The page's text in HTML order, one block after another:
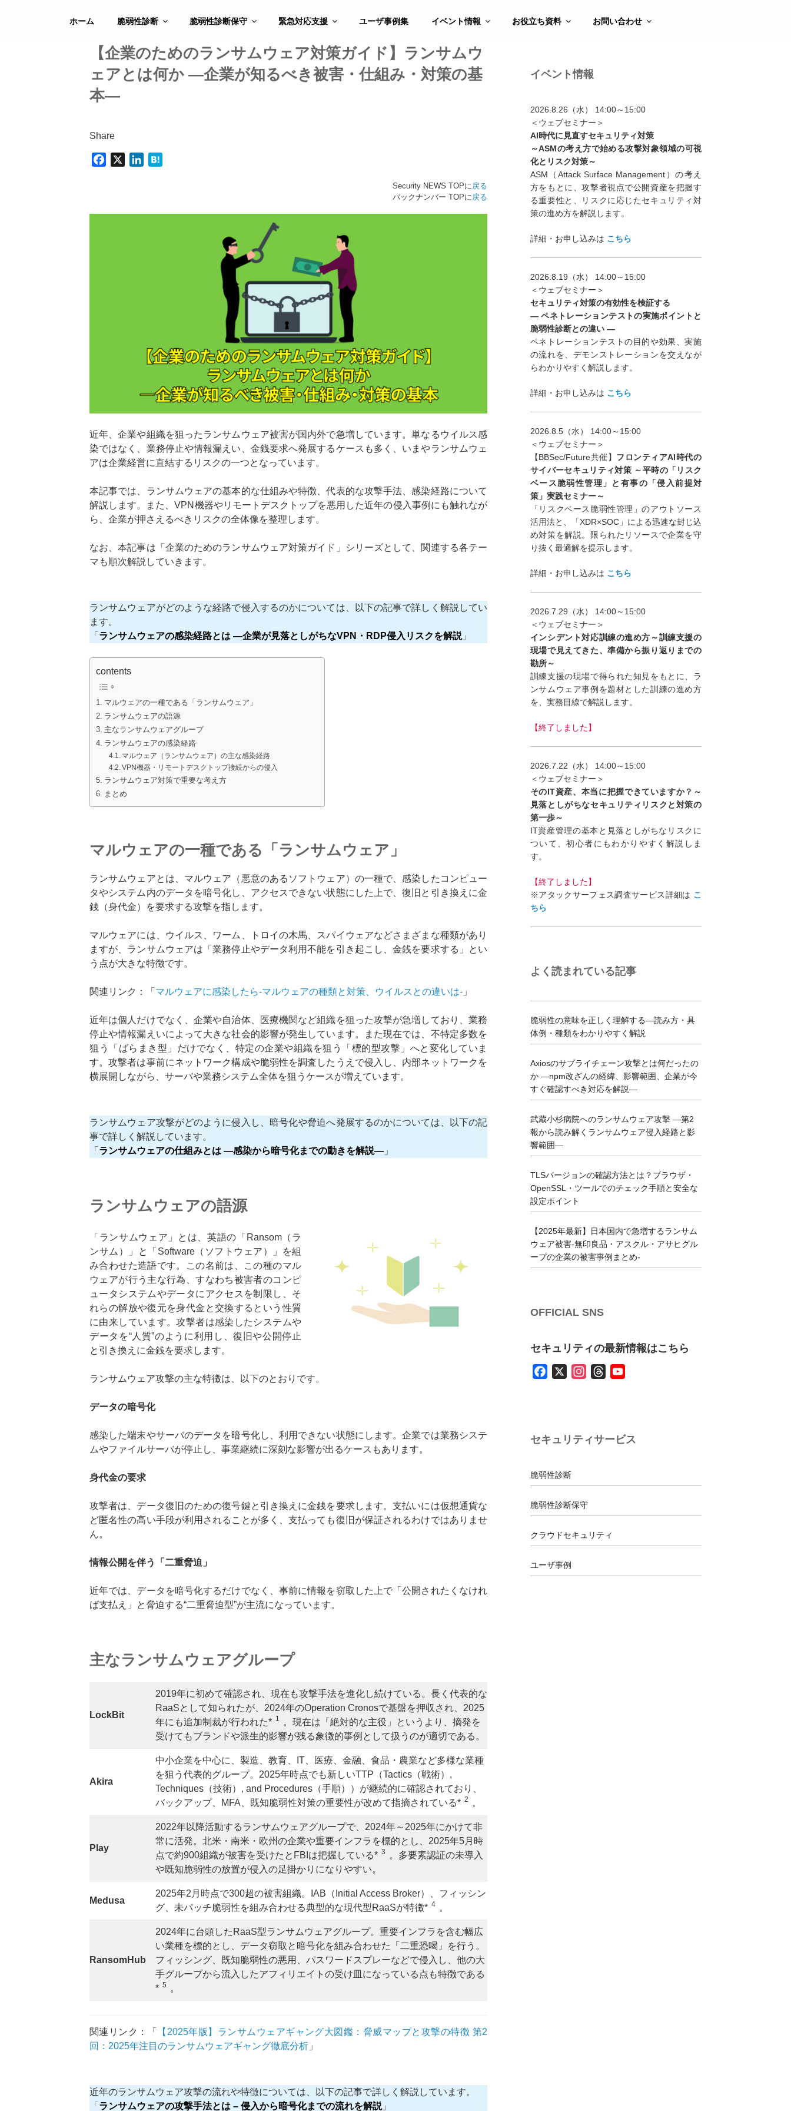
ホーム 脆弱性診断 脆弱性診断保守 緊急対応支援 ユーザ事例集 イベント情報 お役立ち資料 お問い合わせ
【企業のためのランサムウェア対策ガイド】ランサムウ
ェアとは何か ―企業が知るべき被害・仕組み・対策の基
本―
Share
b
e
n
Security NEWS TOPに 戻る
バックナンバー TOPに 戻る
近年、企業や組織を狙ったランサムウェア被害が国内外で急増しています。単なるウイルス感
染ではなく、業務停止や情報漏えい、金銭要求へ発展するケースも多く、いまやランサムウェ
アは企業経営に直結するリスクの一つとなっています。
本記事では、ランサムウェアの基本的な仕組みや特徴、代表的な攻撃手法、感染経路について
解説します。また、VPN機器やリモートデスクトップを悪用した近年の侵入事例にも触れなが
ら、企業が押さえるべきリスクの全体像を整理します。
なお、本記事は「企業のためのランサムウェア対策ガイド」シリーズとして、関連する各テー
マも順次解説していきます。
ランサムウェアがどのような経路で侵入するのかについては、以下の記事で詳しく解説してい
ます。
「 ランサムウェアの感染経路とは ―企業が見落としがちなVPN・RDP侵入リスクを解説」
contents
マルウェアの一種である「ランサムウェア」
ランサムウェアの語源
主なランサムウェアグループ
ランサムウェアの感染経路
マルウェア（ランサムウェア）の主な感染経路
VPN機器・リモートデスクトップ接続からの侵入
ランサムウェア対策で重要な考え方
まとめ
マルウェアの一種である「ランサムウェア」
ランサムウェアとは、マルウェア（悪意のあるソフトウェア）の一種で、感染したコンピュー
タやシステム内のデータを暗号化し、アクセスできない状態にした上で、復旧と引き換えに金
銭（身代金）を要求する攻撃を指します。
マルウェアには、ウイルス、ワーム、トロイの木馬、スパイウェアなどさまざまな種類があり
ますが、ランサムウェアは「業務停止やデータ利用不能を引き起こし、金銭を要求する」とい
う点が大きな特徴です。
関連リンク：「 マルウェアに感染したら-マルウェアの種類と対策、ウイルスとの違いは- 」
近年は個人だけでなく、企業や自治体、医療機関など組織を狙った攻撃が急増しており、業務
停止や情報漏えいによって大きな社会的影響が発生しています。また現在では、不特定多数を
狙う「ばらまき型」だけでなく、特定の企業や組織を狙う「標的型攻撃」へと変化していま
す。攻撃者は事前にネットワーク構成や脆弱性を調査したうえで侵入し、内部ネットワークを
横展開しながら、サーバや業務システム全体を狙うケースが増えています。
ランサムウェア攻撃がどのように侵入し、暗号化や脅迫へ発展するのかについては、以下の記
事で詳しく解説しています。
「 ランサムウェアの仕組みとは ―感染から暗号化までの動きを解説― 」
ランサムウェアの語源
「ランサムウェア」とは、英語の「Ransom（ラ
ンサム）」と「Software（ソフトウェア）」を組
み合わせた造語です。この名前は、この種のマル
ウェアが行う主な行為、すなわち被害者のコンピ
ュータシステムやデータにアクセスを制限し、そ
れらの解放や復元を身代金と交換するという性質
に由来しています。攻撃者は感染したシステムや
データを“人質”のように利用し、復旧や公開停止
と引き換えに金銭を要求します。
ランサムウェア攻撃の主な特徴は、以下のとおりです。
データの暗号化
感染した端末やサーバのデータを暗号化し、利用できない状態にします。企業では業務システ
ムやファイルサーバが停止し、事業継続に深刻な影響が出るケースもあります。
身代金の要求
攻撃者は、データ復旧のための復号鍵と引き換えに金銭を要求します。支払いには仮想通貨な
ど匿名性の高い手段が利用されることが多く、支払っても復旧が保証されるわけではありませ
ん。
情報公開を伴う「二重脅迫」
近年では、データを暗号化するだけでなく、事前に情報を窃取した上で「公開されたくなけれ
ば支払え」と脅迫する“二重脅迫型”が主流になっています。
主なランサムウェアグループ
LockBit
2019年に初めて確認され、現在も攻撃手法を進化し続けている。長く代表的な
RaaSとして知られたが、2024年のOperation Cronosで基盤を押収され、2025
年にも追加制裁が行われた* 1
。現在は「絶対的な主役」というより、摘発を
受けてもブランドや派生的影響が残る象徴的事例として扱うのが適切である。
Akira
中小企業を中心に、製造、教育、IT、医療、金融、食品・農業など多様な業種
を狙う代表的グループ。2025年時点でも新しいTTP（Tactics（戦術）,
Techniques（技術）, and Procedures（手順））が継続的に確認されており、
バックアップ、MFA、既知脆弱性対策の重要性が改めて指摘されている* 2 。
Play
2022年以降活動するランサムウェアグループで、2024年～2025年にかけて非
常に活発。北米・南米・欧州の企業や重要インフラを標的とし、2025年5月時
点で約900組織が被害を受けたとFBIは把握している* 3
。多要素認証の未導入
や既知脆弱性の放置が侵入の足掛かりになりやすい。
Medusa
2025年2月時点で300超の被害組織。IAB（Initial Access Broker）、フィッシン
グ、未パッチ脆弱性を組み合わせる典型的な現代型RaaSが特徴* 4 。
RansomHub
2024年に台頭したRaaS型ランサムウェアグループ。重要インフラを含む幅広
い業種を標的とし、データ窃取と暗号化を組み合わせた「二重恐喝」を行う。
フィッシング、既知脆弱性の悪用、パスワードスプレーなどで侵入し、他の大
手グループから流入したアフィリエイトの受け皿になっている点も特徴である
* 5 。
関連リンク：「
【2025年版】ランサムウェアギャング大図鑑：脅威マップと攻撃の特徴 第2
回：2025年注目のランサムウェアギャング徹底分析 」
近年のランサムウェア攻撃の流れや特徴については、以下の記事で詳しく解説しています。
「 ランサムウェアの攻撃手法とは – 侵入から暗号化までの流れを解説」
イベント情報
2026.8.26（水） 14:00～15:00
＜ウェブセミナー＞
AI時代に見直すセキュリティ対策
～ASMの考え方で始める攻撃対象領域の可視
化とリスク対策～
ASM（Attack Surface Management）の考え
方をもとに、攻撃者視点で公開資産を把握す
る重要性と、リスクに応じたセキュリティ対
策の進め方を解説します。
詳細・お申し込みは こちら
2026.8.19（水） 14:00～15:00
＜ウェブセミナー＞
セキュリティ対策の有効性を検証する
― ペネトレーションテストの実施ポイントと
脆弱性診断との違い ―
ペネトレーションテストの目的や効果、実施
の流れを、デモンストレーションを交えなが
らわかりやすく解説します。
詳細・お申し込みは こちら
2026.8.5（水） 14:00～15:00
＜ウェブセミナー＞
【BBSec/Future共催】 フロンティアAI時代の
サイバーセキュリティ対策 ～平時の「リスク
ベース脆弱性管理」と有事の「侵入前提対
策」実践セミナー～
「リスクベース脆弱性管理」のアウトソース
活用法と、「XDR×SOC」による迅速な封じ込
め対策を解説。限られたリソースで企業を守
り抜く最適解を提示します。
詳細・お申し込みは こちら
2026.7.29（水） 14:00～15:00
＜ウェブセミナー＞
インシデント対応訓練の進め方～訓練支援の
現場で見えてきた、準備から振り返りまでの
勘所～
訓練支援の現場で得られた知見をもとに、ラ
ンサムウェア事例を題材とした訓練の進め方
を、実務目線で解説します。
【終了しました】
2026.7.22（水） 14:00～15:00
＜ウェブセミナー＞
そのIT資産、本当に把握できていますか？～
見落としがちなセキュリティリスクと対策の
第一歩～
IT資産管理の基本と見落としがちなリスクに
ついて、初心者にもわかりやすく解説しま
す。
【終了しました】
※アタックサーフェス調査サービス詳細は こ
ちら
よく読まれている記事
脆弱性の意味を正しく理解する―読み方・具
体例・種類をわかりやすく解説
Axiosのサプライチェーン攻撃とは何だったの
か ―npm改ざんの経緯、影響範囲、企業が今
すぐ確認すべき対応を解説―
武蔵小杉病院へのランサムウェア攻撃 ―第2
報から読み解くランサムウェア侵入経路と影
響範囲―
TLSバージョンの確認方法とは？ブラウザ・
OpenSSL・ツールでのチェック手順と安全な
設定ポイント
【2025年最新】日本国内で急増するランサム
ウェア被害-無印良品・アスクル・アサヒグル
ープの企業の被害事例まとめ-
OFFICIAL SNS
セキュリティの最新情報はこちら
o
k
g
m
b
セキュリティサービス
脆弱性診断
脆弱性診断保守
クラウドセキュリティ
ユーザ事例